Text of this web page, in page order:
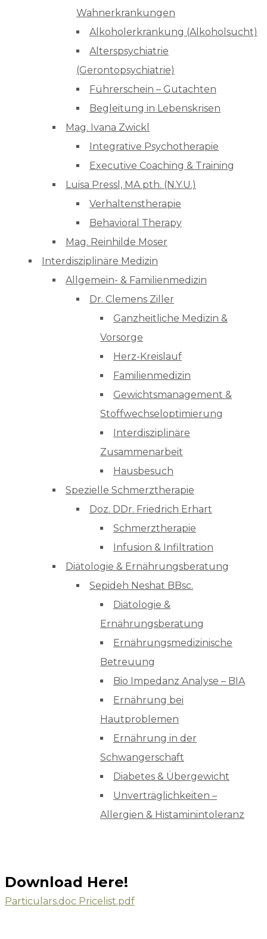
Wahnerkrankungen
Alkoholerkrankung (Alkoholsucht)
Alterspsychiatrie
(Gerontopsychiatrie)
Führerschein – Gutachten
Begleitung in Lebenskrisen
Mag. Ivana Zwickl
Integrative Psychotherapie
Executive Coaching & Training
Luisa Pressl, MA pth. (N.Y.U.)
Verhaltenstherapie
Behavioral Therapy
Mag. Reinhilde Moser
Interdisziplinäre Medizin
Allgemein- & Familienmedizin
Dr. Clemens Ziller
Ganzheitliche Medizin &
Vorsorge
Herz-Kreislauf
Familienmedizin
Gewichtsmanagement &
Stoffwechseloptimierung
Interdisziplinäre
Zusammenarbeit
Hausbesuch
Spezielle Schmerztherapie
Doz. DDr. Friedrich Erhart
Schmerztherapie
Infusion & Infiltration
Diätologie & Ernährungsberatung
Sepideh Neshat BBsc.
Diätologie &
Ernährungsberatung
Ernährungsmedizinische
Betreuung
Bio Impedanz Analyse – BIA
Ernährung bei
Hautproblemen
Ernährung in der
Schwangerschaft
Diabetes & Übergewicht
Unverträglichkeiten –
Allergien & Histaminintoleranz
Download Here!
Particulars.doc Pricelist.pdf